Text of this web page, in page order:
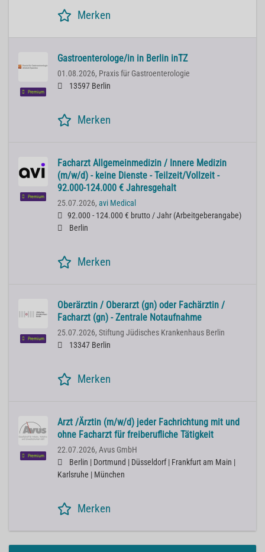
Merken
Premium
Gastroenterologe/in in Berlin inTZ
01.08.2026, Praxis für Gastroenterologie
13597 Berlin
Merken
Premium
Facharzt Allgemeinmedizin / Innere Medizin
(m/w/d) - keine Dienste - Teilzeit/Vollzeit -
92.000-124.000 € Jahresgehalt
25.07.2026, avi Medical
92.000 - 124.000 € brutto / Jahr (Arbeitgeberangabe)
Berlin
Merken
Premium
Oberärztin / Oberarzt (gn) oder Fachärztin /
Facharzt (gn) - Zentrale Notaufnahme
25.07.2026, Stiftung Jüdisches Krankenhaus Berlin
13347 Berlin
Merken
Premium
Arzt /Ärztin (m/w/d) jeder Fachrichtung mit und
ohne Facharzt für freiberufliche Tätigkeit
22.07.2026, Avus GmbH
Berlin | Dortmund | Düsseldorf | Frankfurt am Main |
Karlsruhe | München
Merken